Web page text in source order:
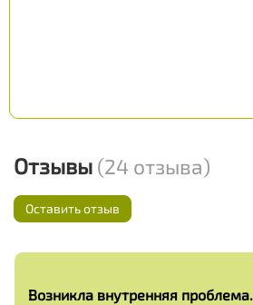
Отзывы (24 отзыва)
Оставить отзыв
Возникла внутренняя